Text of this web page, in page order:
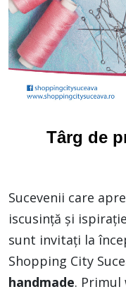
Târg de
Sucevenii care
iscusință și
sunt invitați la
Shopping City
handmade. Primul